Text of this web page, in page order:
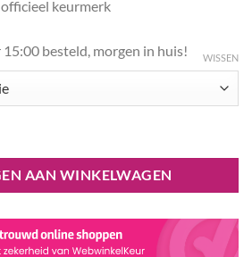
keurmerk
besteld, morgen in huis! WISSEN
AAN WINKELWAGEN